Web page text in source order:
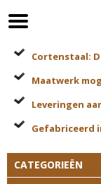
Cortenstaal:
Maatwerk
Leveringen
Gefabriceerd
CATEGORIEËN